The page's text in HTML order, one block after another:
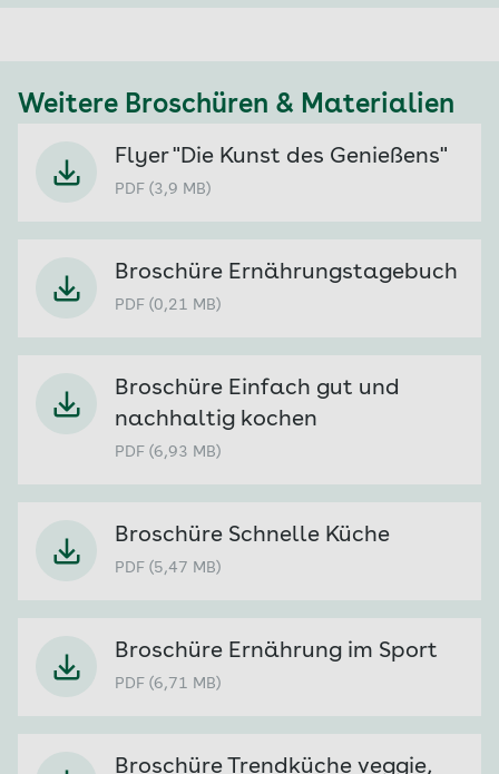
Weitere Broschüren & Materialien
Flyer "Die Kunst des Genießens"
PDF (3,9 MB)
Broschüre Ernährungstagebuch
PDF (0,21 MB)
Broschüre Einfach gut und
nachhaltig kochen
PDF (6,93 MB)
Broschüre Schnelle Küche
PDF (5,47 MB)
Broschüre Ernährung im Sport
PDF (6,71 MB)
Broschüre Trendküche veggie,